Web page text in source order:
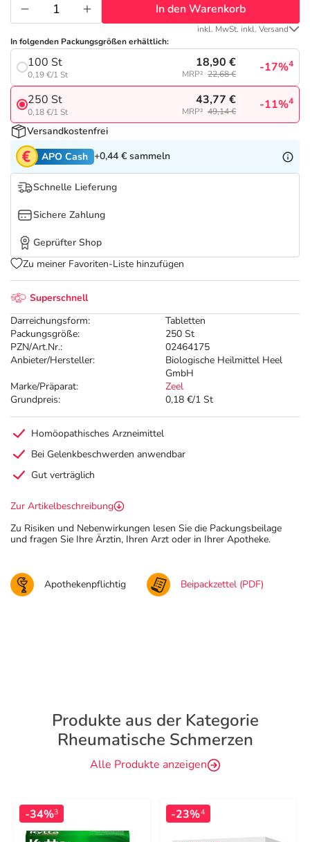
Tierapotheke
Vitamine & Mineralstoffe
Marken
Salus Deals
Superschnell
Darreichungsform:
Tabletten
Packungsgröße:
250 St
PZN/Art.Nr.:
02464175
Anbieter/Hersteller:
Biologische Heilmittel Heel
GmbH
Marke/Präparat:
Zeel
Grundpreis:
0,18 €/1 St
In den Warenkorb
inkl. MwSt. inkl. Versand
In folgenden Packungsgrößen erhältlich:
100 St
0,19 €/1 St
18,90 €
MRP² 22,68 € -17%4
250 St
0,18 €/1 St
43,77 €
MRP² 49,14 € -11%4
Versandkostenfrei
APO Cash +0,44 € sammeln
Schnelle Lieferung
Sichere Zahlung
Geprüfter Shop
Zu meiner Favoriten-Liste hinzufügen
Homöopathisches Arzneimittel
Bei Gelenkbeschwerden anwendbar
Gut verträglich
Zur Artikelbeschreibung
Zu Risiken und Nebenwirkungen lesen Sie die Packungsbeilage
und fragen Sie Ihre Ärztin, Ihren Arzt oder in Ihrer Apotheke.
Apothekenpflichtig Beipackzettel (PDF)
Produkte aus der Kategorie
Rheumatische Schmerzen
Alle Produkte anzeigen
-34%3 -23%4